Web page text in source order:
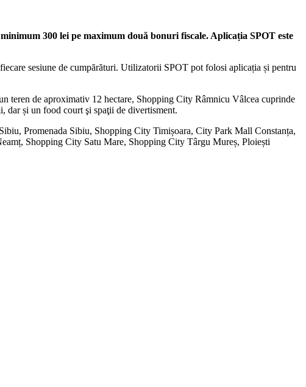
300 lei pe maximum două bonuri fiscale. Aplicația SPOT este
sesiune de cumpărături. Utilizatorii SPOT pot folosi aplicația și pentru
teren de aproximativ 12 hectare, Shopping City Râmnicu Vâlcea cuprinde
dar și un food court şi spaţii de divertisment.
Promenada Sibiu, Shopping City Timișoara, City Park Mall Constanța,
Shopping City Satu Mare, Shopping City Târgu Mureș, Ploiești